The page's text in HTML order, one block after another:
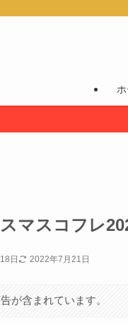
マスコフレ
日 2022年7月21日
が含まれています。